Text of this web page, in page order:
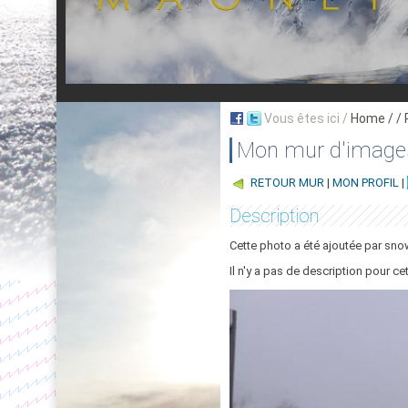
Vous êtes ici / Home / /
Mon mur
RETOUR MUR | MON PROFIL |
Description
Cette photo a été ajoutée par
Il n'y a pas de description pour